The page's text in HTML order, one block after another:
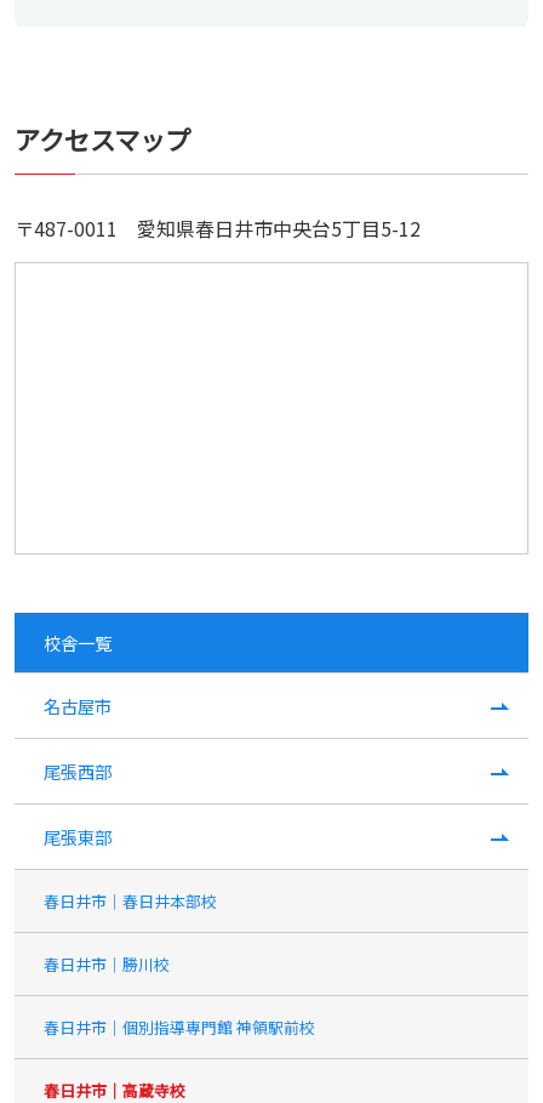
アクセスマップ
〒487-0011 愛知県春日井市中央台5丁目5-12
校舎一覧
名古屋市
尾張西部
尾張東部
春日井市｜春日井本部校
春日井市｜勝川校
春日井市｜個別指導専門館 神領駅前校
春日井市｜高蔵寺校